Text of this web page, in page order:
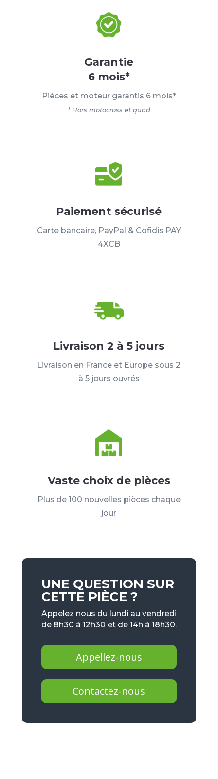
Garantie
6 mois*
Pièces et moteur garantis 6 mois*
* Hors motocross et quad
Paiement sécurisé
Carte bancaire, PayPal & Cofidis PAY
4XCB
Livraison 2 à 5 jours
Livraison en France et Europe sous 2
à 5 jours ouvrés
Vaste choix de pièces
Plus de 100 nouvelles pièces chaque
jour
UNE QUESTION SUR
CETTE PIÈCE ?
Appelez nous du lundi au vendredi
de 8h30 à 12h30 et de 14h à 18h30.
Appellez-nous
Contactez-nous